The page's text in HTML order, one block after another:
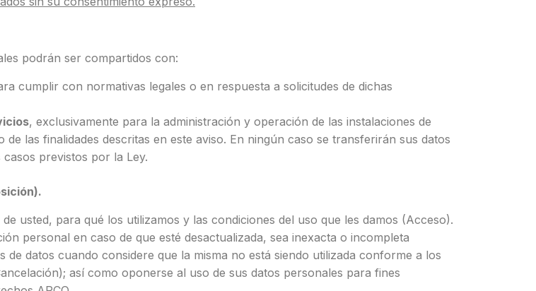
podrán ser compartidos con:
cumplir con normativas legales o en respuesta a solicitudes de dichas
, exclusivamente para la administración y operación de las instalaciones de
de las finalidades descritas en este aviso. En ningún caso se transferirán sus datos
previstos por la Ley.
usted, para qué los utilizamos y las condiciones del uso que les damos (Acceso).
personal en caso de que esté desactualizada, sea inexacta o incompleta
datos cuando considere que la misma no está siendo utilizada conforme a los
así como oponerse al uso de sus datos personales para fines